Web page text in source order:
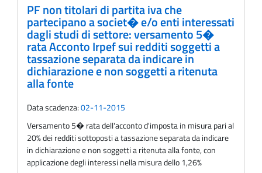
PF non titolari di partita iva che
partecipano a societ� e/o enti interessati
dagli studi di settore: versamento 5�
rata Acconto Irpef sui redditi soggetti a
tassazione separata da indicare in
dichiarazione e non soggetti a ritenuta
alla fonte
Data scadenza:02-11-2015
Versamento 5� rata dell'acconto d'imposta in misura pari al
20% dei redditi sottoposti a tassazione separata da indicare
in dichiarazione e non soggetti a ritenuta alla fonte, con
applicazione degli interessi nella misura dello 1,26%